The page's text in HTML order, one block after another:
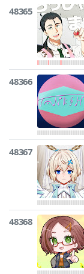
48365
48366
48367
48368